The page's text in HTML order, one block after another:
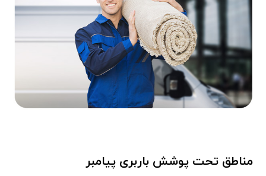
مناطق تحت پوشش باربری پیامبر